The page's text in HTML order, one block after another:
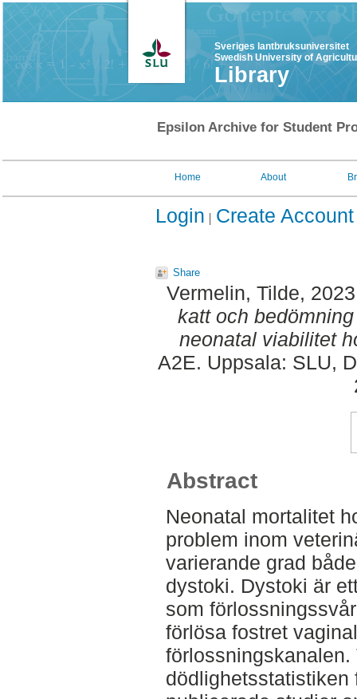
Sveriges lantbruksuniversitet
Swedish University of
Library
Epsilon Archive for Student
Home About
Login Create Account
Share
Vermelin, Tilde,
katt och
neonatal viabilitet
A2E. Uppsala: SLU,
Abstract
Neonatal mortalitet
problem inom
varierande grad
dystoki. Dystoki är
som
förlösa fostret
förlossningskanalen.
dödlighetsstatistiken